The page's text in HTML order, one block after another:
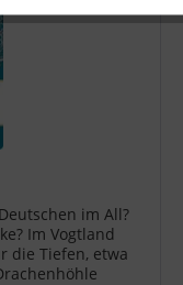
im All?
Im Vogtland
die Tiefen, etwa